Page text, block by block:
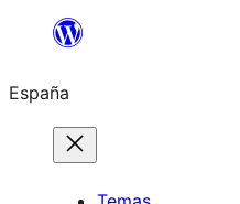
Saltar
contenido
España